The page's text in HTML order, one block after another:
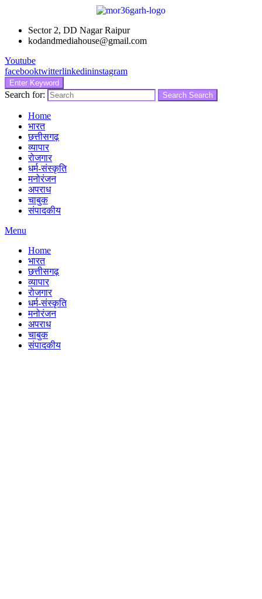
Sector 2, DD Nagar Raipur
kodandmediahouse@gmail.com
Youtube
facebooktwitterlinkedininstagram
Enter Keyword
Search for: Search Search
Home
भारत
छत्तीसगढ़
व्यापार
रोजगार
धर्म-संस्कृति
मनोरंजन
अपराध
चाबुक
संपादकीय
Menu
Home
भारत
छत्तीसगढ़
व्यापार
रोजगार
धर्म-संस्कृति
मनोरंजन
अपराध
चाबुक
संपादकीय